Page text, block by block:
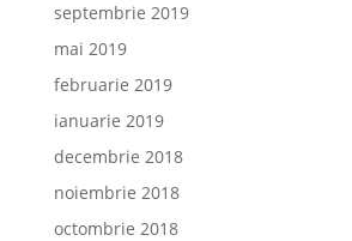
septembrie 2019
mai 2019
februarie 2019
ianuarie 2019
decembrie 2018
noiembrie 2018
octombrie 2018